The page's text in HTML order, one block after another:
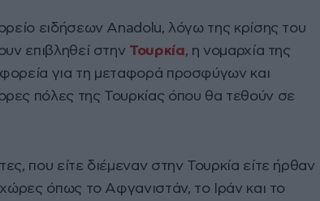
ειδήσεων Anadolu, λόγω της κρίσης του
επιβληθεί στην Τουρκία, η νομαρχία της
για τη μεταφορά προσφύγων και
πόλες της Τουρκίας όπου θα τεθούν σε
που είτε διέμεναν στην Τουρκία είτε ήρθαν
όπως το Αφγανιστάν, το Ιράν και το